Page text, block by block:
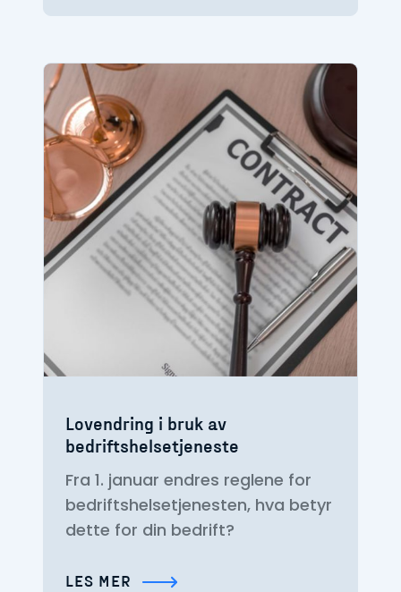
Lovendring i bruk av
bedriftshelsetjeneste
Fra 1. januar endres reglene for
bedriftshelsetjenesten, hva betyr
dette for din bedrift?
LES MER